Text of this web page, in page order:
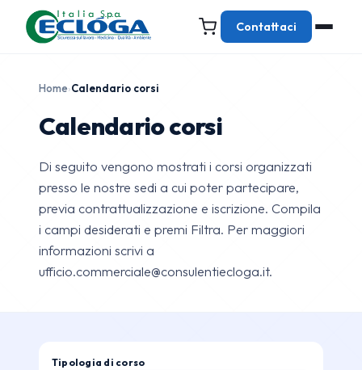
Contattaci
Home›Calendario corsi
Calendario corsi
Di seguito vengono mostrati i corsi organizzati
presso le nostre sedi a cui poter partecipare,
previa contrattualizzazione e iscrizione. Compila
i campi desiderati e premi Filtra. Per maggiori
informazioni scrivi a
ufficio.commerciale@consulentiecloga.it.
Tipologia di corso